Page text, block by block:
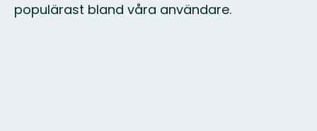
populärast bland våra användare.